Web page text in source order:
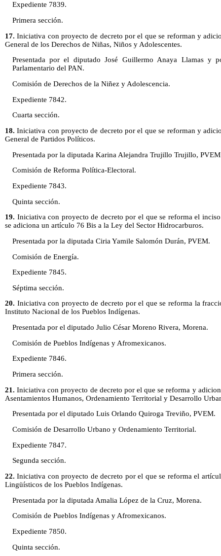
Expediente 7839.
Primera sección.
17. Iniciativa con proyecto de decreto por el que se reforman y
General de los Derechos de Niñas, Niños y Adolescentes.
Presentada por el diputado José Guillermo Anaya Llamas y
Parlamentario del PAN.
Comisión de Derechos de la Niñez y Adolescencia.
Expediente 7842.
Cuarta sección.
18. Iniciativa con proyecto de decreto por el que se reforman y
General de Partidos Políticos.
Presentada por la diputada Karina Alejandra Trujillo Trujillo,
Comisión de Reforma Política-Electoral.
Expediente 7843.
Quinta sección.
19. Iniciativa con proyecto de decreto por el que se reforma el
se adiciona un artículo 76 Bis a la Ley del Sector Hidrocarburos.
Presentada por la diputada Ciria Yamile Salomón Durán, PVEM.
Comisión de Energía.
Expediente 7845.
Séptima sección.
20. Iniciativa con proyecto de decreto por el que se reforma la
Instituto Nacional de los Pueblos Indígenas.
Presentada por el diputado Julio César Moreno Rivera, Morena.
Comisión de Pueblos Indígenas y Afromexicanos.
Expediente 7846.
Primera sección.
21. Iniciativa con proyecto de decreto por el que se reforma y
Asentamientos Humanos, Ordenamiento Territorial y Desarrollo
Presentada por el diputado Luis Orlando Quiroga Treviño, PVEM.
Comisión de Desarrollo Urbano y Ordenamiento Territorial.
Expediente 7847.
Segunda sección.
22. Iniciativa con proyecto de decreto por el que se reforma el
Lingüísticos de los Pueblos Indígenas.
Presentada por la diputada Amalia López de la Cruz, Morena.
Comisión de Pueblos Indígenas y Afromexicanos.
Expediente 7850.
Quinta sección.